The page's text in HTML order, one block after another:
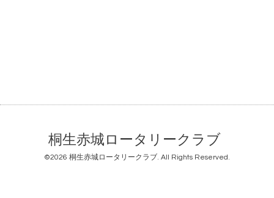
桐生赤城ロータリークラブ
©2026 桐生赤城ロータリークラブ. All Rights Reserved.